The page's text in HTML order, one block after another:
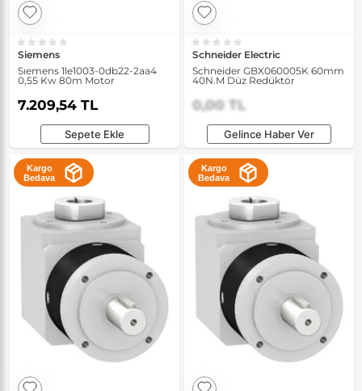
Siemens
Sıemens 1le1003-0db22-2aa4
0,55 Kw 80m Motor
7.209,54 TL
Sepete Ekle
Schneider Electric
Schneider GBX060005K 60mm
40N.M Düz Redüktör
0,00 TL
Gelince Haber Ver
Kargo
Bedava
Kargo
Bedava